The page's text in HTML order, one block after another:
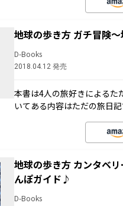
地球の歩き方 ガチ冒険
D-Books
2018.04.12 発売
本書は4人の旅好きによるた
いてある内容はただの旅日記
地球の歩き方 カンタベ
んぽガイド♪
D-Books